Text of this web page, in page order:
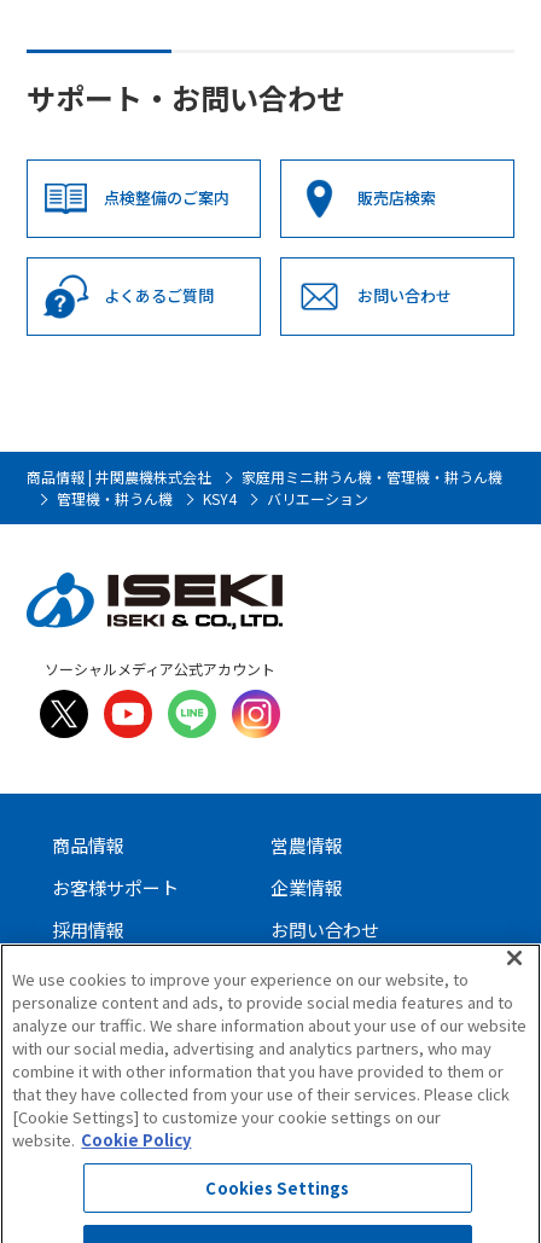
サポート・お問い合わせ
点検整備のご案内 販売店検索
よくあるご質問 お問い合わせ
商品情報 | 井関農機株式会社
家庭用ミニ耕うん機・管理機・耕うん機
管理機・耕うん機
KSY4 バリエーション
ソーシャルメディア公式アカウント
商品情報
営農情報
お客様サポート
企業情報
採用情報
お問い合わせ
サイトについて
個人情報保護方針
ソーシャルメディアガイドライン
サイトマップ
We use cookies to improve your experience on our website, to
personalize content and ads, to provide social media features and to
analyze our traffic. We share information about your use of our website
with our social media, advertising and analytics partners, who may
combine it with other information that you have provided to them or
that they have collected from your use of their services. Please click
[Cookie Settings] to customize your cookie settings on our
website. Cookie Policy
Cookies Settings